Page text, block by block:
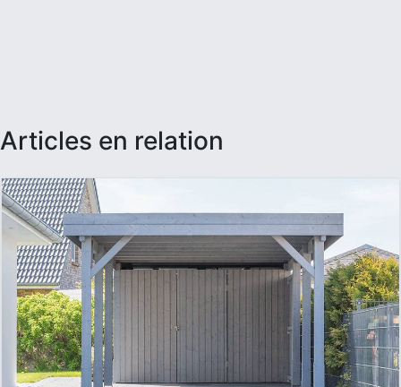
articles en relation